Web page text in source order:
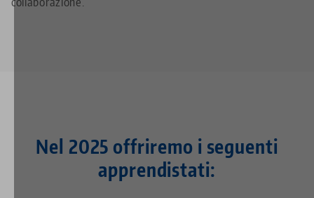
Nel 2025 offriremo i seguenti
apprendistati: